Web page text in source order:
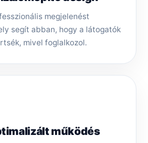
megjelenést
segít abban, hogy a látogatók
mivel foglalkozol.
működés